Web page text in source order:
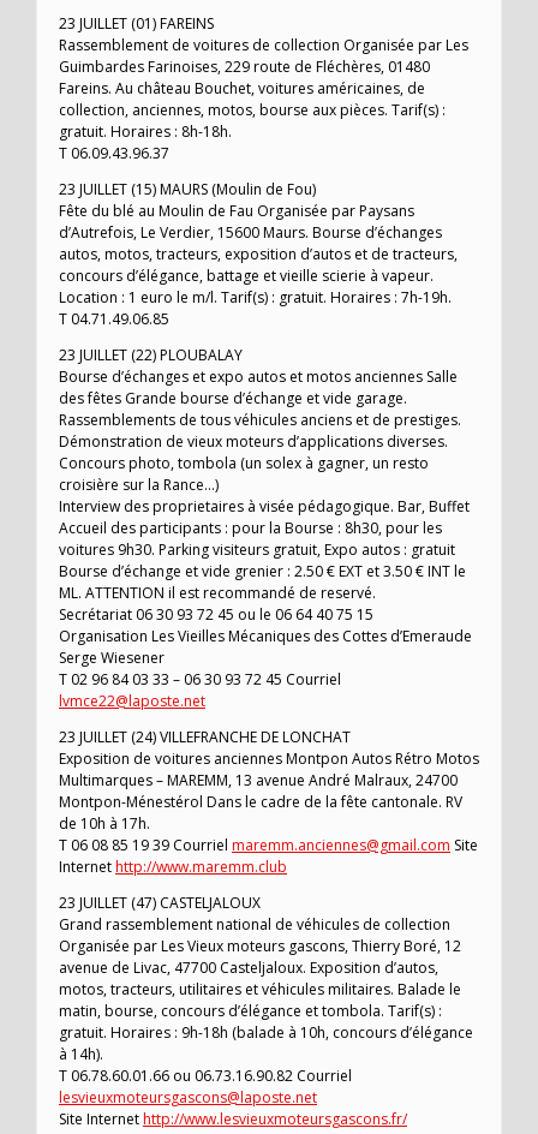
23 JUILLET (01) FAREINS
Rassemblement de voitures de collection Organisée par Les
Guimbardes Farinoises, 229 route de Fléchères, 01480
Fareins. Au château Bouchet, voitures américaines, de
collection, anciennes, motos, bourse aux pièces. Tarif(s) :
gratuit. Horaires : 8h-18h.
T 06.09.43.96.37
23 JUILLET (15) MAURS (Moulin de Fou)
Fête du blé au Moulin de Fau Organisée par Paysans
d’Autrefois, Le Verdier, 15600 Maurs. Bourse d’échanges
autos, motos, tracteurs, exposition d’autos et de tracteurs,
concours d’élégance, battage et vieille scierie à vapeur.
Location : 1 euro le m/l. Tarif(s) : gratuit. Horaires : 7h-19h.
T 04.71.49.06.85
23 JUILLET (22) PLOUBALAY
Bourse d’échanges et expo autos et motos anciennes Salle
des fêtes Grande bourse d’échange et vide garage.
Rassemblements de tous véhicules anciens et de prestiges.
Démonstration de vieux moteurs d’applications diverses.
Concours photo, tombola (un solex à gagner, un resto
croisière sur la Rance…)
Interview des proprietaires à visée pédagogique. Bar, Buffet
Accueil des participants : pour la Bourse : 8h30, pour les
voitures 9h30. Parking visiteurs gratuit, Expo autos : gratuit
Bourse d’échange et vide grenier : 2.50 € EXT et 3.50 € INT le
ML. ATTENTION il est recommandé de reservé.
Secrétariat 06 30 93 72 45 ou le 06 64 40 75 15
Organisation Les Vieilles Mécaniques des Cottes d’Emeraude
Serge Wiesener
T 02 96 84 03 33 – 06 30 93 72 45 Courriel
lvmce22@laposte.net
23 JUILLET (24) VILLEFRANCHE DE LONCHAT
Exposition de voitures anciennes Montpon Autos Rétro Motos
Multimarques – MAREMM, 13 avenue André Malraux, 24700
Montpon-Ménestérol Dans le cadre de la fête cantonale. RV
de 10h à 17h.
T 06 08 85 19 39 Courriel maremm.anciennes@gmail.com Site
Internethttp://www.maremm.club
23 JUILLET (47) CASTELJALOUX
Grand rassemblement national de véhicules de collection
Organisée par Les Vieux moteurs gascons, Thierry Boré, 12
avenue de Livac, 47700 Casteljaloux. Exposition d’autos,
motos, tracteurs, utilitaires et véhicules militaires. Balade le
matin, bourse, concours d’élégance et tombola. Tarif(s) :
gratuit. Horaires : 9h-18h (balade à 10h, concours d’élégance
à 14h).
T 06.78.60.01.66 ou 06.73.16.90.82 Courriel
lesvieuxmoteursgascons@laposte.net
Site Internethttp://www.lesvieuxmoteursgascons.fr/